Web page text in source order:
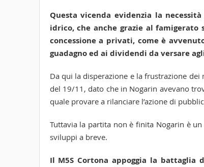
Questa vicenda evidenzia la
idrico, che anche grazie al
concessione a privati, come è
guadagno ed ai dividendi da versare
Da qui la disperazione e la frustrazione
del 19/11, dato che in Nogarin avevano
quale provare a rilanciare l’azione di
Tuttavia la partita non è finita Nogarin è
sviluppi a breve.
Il M5S Cortona appoggia la